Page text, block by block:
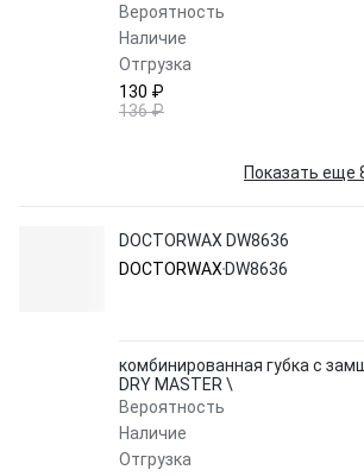
Вероятность
Наличие
Отгрузка
130 ₽
136 ₽
Показать еще
DOCTORWAX DW8636
DOCTORWAX DW8636
комбинированная губка с
DRY MASTER \
Вероятность
Наличие
Отгрузка